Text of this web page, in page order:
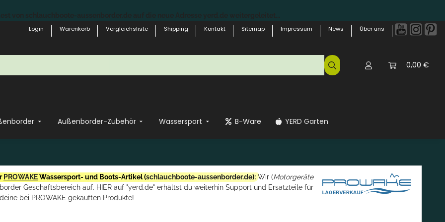
Login
Warenkorb Vergleichsliste Shipping Kontakt Sitemap Impressum News Über uns
0,00 €
Außenborder-Zubehör Wassersport B-Ware YERD Garten
PROWAKEWassersport- und Boots-Artikel (schlauchboote-aussenborder.de): Wir (Motorgeräte
Geschäftsbereich auf. HIER auf "yerd.de" erhältst du weiterhin Support und Ersatzteile für
deine bei PROWAKE gekauften Produkte!